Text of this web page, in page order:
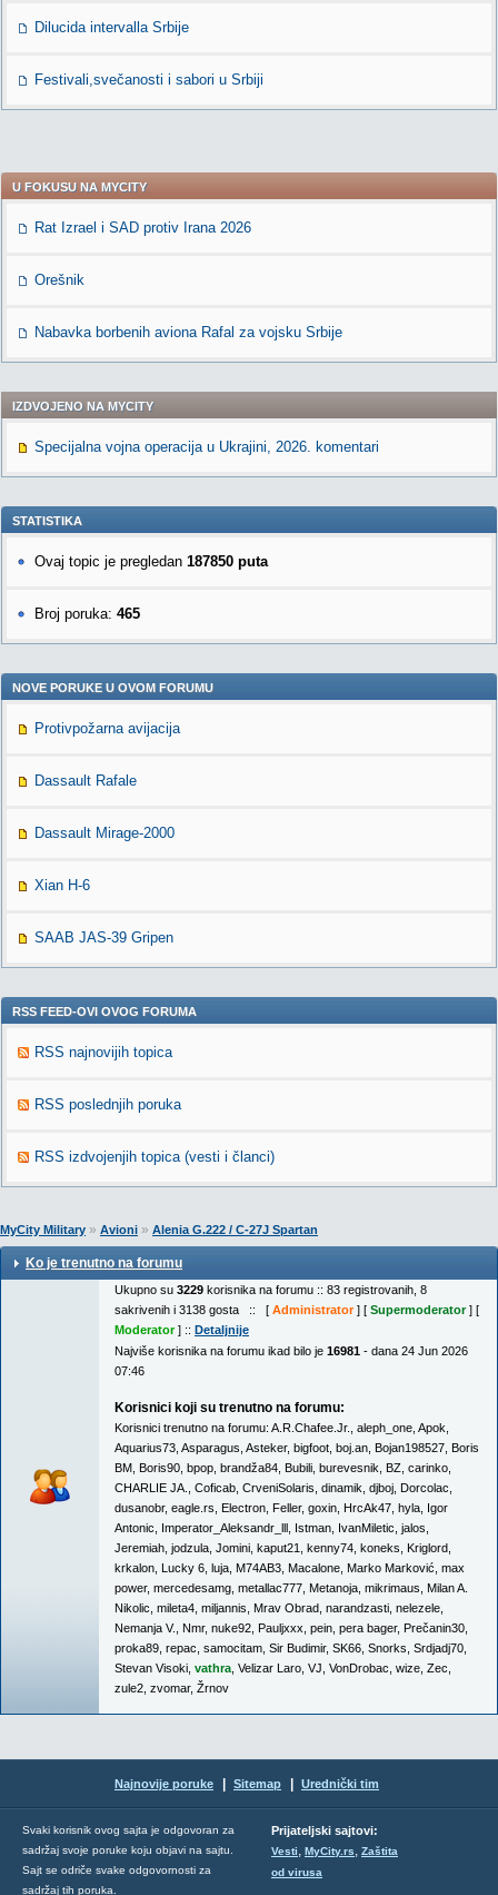
Dilucida intervalla Srbije
Festivali,svečanosti i sabori u Srbiji
U FOKUSU NA MYCITY
Rat Izrael i SAD protiv Irana 2026
Orešnik
Nabavka borbenih aviona Rafal za vojsku Srbije
IZDVOJENO NA MYCITY
Specijalna vojna operacija u Ukrajini, 2026. komentari
STATISTIKA
Ovaj topic je pregledan 187850 puta
Broj poruka: 465
NOVE PORUKE U OVOM FORUMU
Protivpožarna avijacija
Dassault Rafale
Dassault Mirage-2000
Xian H-6
SAAB JAS-39 Gripen
RSS FEED-OVI OVOG FORUMA
RSS najnovijih topica
RSS poslednjih poruka
RSS izdvojenjih topica (vesti i članci)
MyCity Military » Avioni » Alenia G.222 / C-27J Spartan
Ko je trenutno na forumu
Ukupno su 3229 korisnika na forumu :: 83 registrovanih, 8
sakrivenih i 3138 gosta :: [ Administrator] [ Supermoderator] [
Moderator] :: Detaljnije
Najviše korisnika na forumu ikad bilo je 16981 - dana 24 Jun 2026
07:46
Korisnici koji su trenutno na forumu:
Korisnici trenutno na forumu: A.R.Chafee.Jr. aleph_one Apok
Aquarius73 Asparagus Asteker, bigfoot boj.an Bojan198527 Boris
BM Boris90 bpop brandža84 Bubili burevesnik BZ carinko
CHARLIE JA.
Coficab CrveniSolaris dinamik djboj Dorcolac
dusanobr, eagle.rs Electron Feller, goxin HrcAk47 hyla Igor
Antonic
Imperator_Aleksandr_lll Istman IvanMiletic jalos
Jeremiah jodzula Jomini kaput21 kenny74 koneks Kriglord
krkalon Lucky 6 luja M74AB3 Macalone Marko Marković max
power, mercedesamg metallac777 Metanoja mikrimaus Milan A.
Nikolic mileta4 miljannis Mrav Obrad narandzasti nelezele
Nemanja V. Nmr, nuke92 Pauljxxx pein pera bager, Prečanin30
proka89 repac samocitam Sir Budimir, SK66 Snorks Srdjadj70
Stevan Visoki vathra Velizar Laro VJ VonDrobac wize Zec
zule2 zvomar, Žrnov
Najnovije poruke Sitemap Urednički tim
Svaki korisnik ovog sajta je odgovoran za
sadržaj svoje poruke koju objavi na sajtu.
Sajt se odriče svake odgovornosti za
sadržaj tih poruka.
Prijateljski sajtovi:
Vesti, MyCity.rs, Zaštita
od virusa